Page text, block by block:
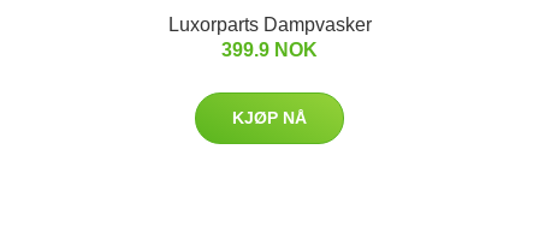
Luxorparts Dampvasker
399.9 NOK
KJØP NÅ